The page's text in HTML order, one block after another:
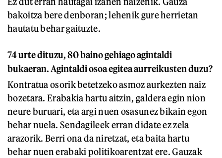
bakoitza bere denboran; lehenik gure herrietan
hautatu behar gaituzte.
74 urte dituzu, 80 baino gehiago agintaldi
bukaeran. Agintaldi osoa egitea aurreikusten duzu?
Kontratua osorik betetzeko asmoz aurkezten naiz
bozetara. Erabakia hartu aitzin, galdera egin nion
neure buruari, eta argi nuen osasunez bikain egon
behar nuela. Sendagileek erran didate ez zela
arazorik. Berri ona da niretzat, eta baita hartu
behar nuen erabaki politikoarentzat ere. Gauzak